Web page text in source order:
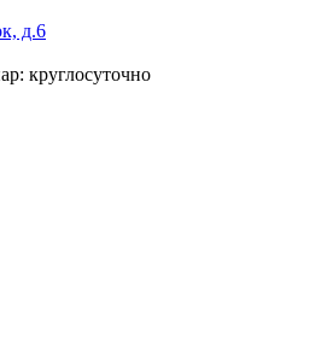
д.6
круглосуточно